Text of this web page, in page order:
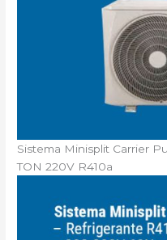
Sistema Minisplit Carrier
TON 220V R410a